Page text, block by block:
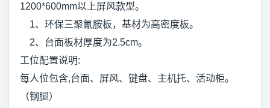
1200*600mm以上屏风款型。
1、环保三聚氰胺板，基材为高密度板。
2、台面板材厚度为2.5cm。
工位配置说明:
每人位包含,台面、屏风、键盘、主机托、活动柜。
（钢腿）